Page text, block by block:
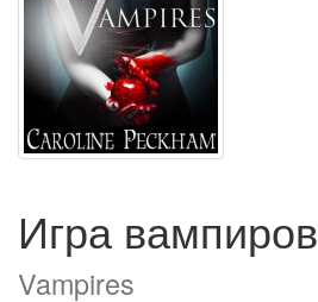
Игра вампиров
Vampires